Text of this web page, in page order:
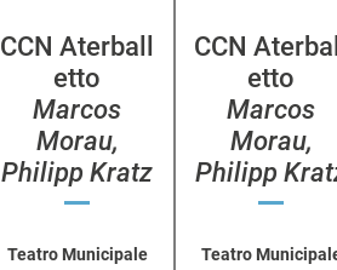
CCN Aterball
etto
Marcos
Morau,
Philipp Kratz
Teatro Municipale
CCN Aterball
etto
Marcos
Morau,
Philipp
Teatro